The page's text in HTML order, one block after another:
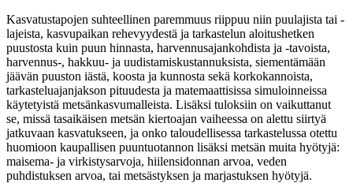
Kasvatustapojen suhteellinen paremmuus riippuu niin puulajista tai -
lajeista, kasvupaikan rehevyydestä ja tarkastelun aloitushetken
puustosta kuin puun hinnasta, harvennusajankohdista ja -tavoista,
harvennus-, hakkuu- ja uudistamiskustannuksista, siementämään
jäävän puuston iästä, koosta ja kunnosta sekä korkokannoista,
tarkasteluajanjakson pituudesta ja matemaattisissa simuloinneissa
käytetyistä metsänkasvumalleista. Lisäksi tuloksiin on vaikuttanut
se, missä tasaikäisen metsän kiertoajan vaiheessa on alettu siirtyä
jatkuvaan kasvatukseen, ja onko taloudellisessa tarkastelussa otettu
huomioon kaupallisen puuntuotannon lisäksi metsän muita hyötyjä:
maisema- ja virkistysarvoja, hiilensidonnan arvoa, veden
puhdistuksen arvoa, tai metsästyksen ja marjastuksen hyötyjä.